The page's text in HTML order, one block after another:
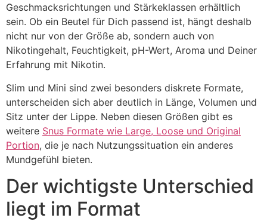
Geschmacksrichtungen und Stärkeklassen erhältlich
sein. Ob ein Beutel für Dich passend ist, hängt deshalb
nicht nur von der Größe ab, sondern auch von
Nikotingehalt, Feuchtigkeit, pH-Wert, Aroma und Deiner
Erfahrung mit Nikotin.
Slim und Mini sind zwei besonders diskrete Formate,
unterscheiden sich aber deutlich in Länge, Volumen und
Sitz unter der Lippe. Neben diesen Größen gibt es
weitere Snus Formate wie Large, Loose und Original
Portion, die je nach Nutzungssituation ein anderes
Mundgefühl bieten.
Der wichtigste Unterschied
liegt im Format